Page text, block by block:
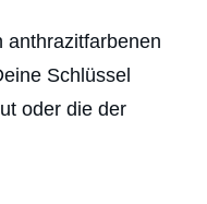
anthrazitfarbenen
Schlüssel
oder die der